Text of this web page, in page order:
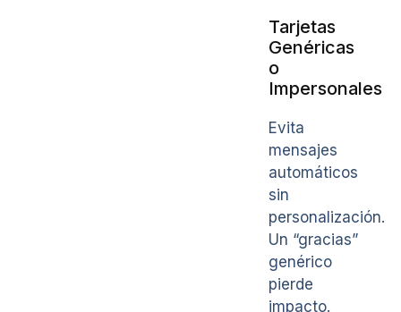
Tarjetas
Genéricas
o
Impersonales
Evita
mensajes
automáticos
sin
personalización.
Un “gracias”
genérico
pierde
impacto.